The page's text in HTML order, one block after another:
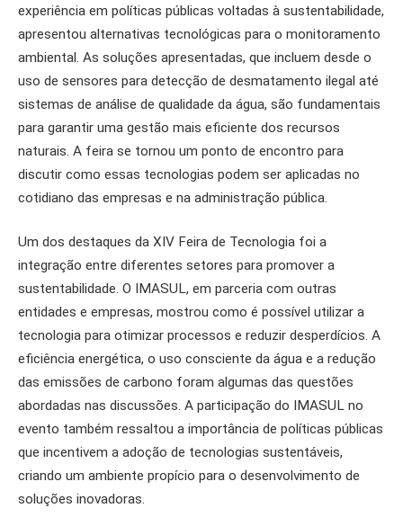
experiência em políticas públicas voltadas à sustentabilidade,
apresentou alternativas tecnológicas para o monitoramento
ambiental. As soluções apresentadas, que incluem desde o
uso de sensores para detecção de desmatamento ilegal até
sistemas de análise de qualidade da água, são fundamentais
para garantir uma gestão mais eficiente dos recursos
naturais. A feira se tornou um ponto de encontro para
discutir como essas tecnologias podem ser aplicadas no
cotidiano das empresas e na administração pública.
Um dos destaques da XIV Feira de Tecnologia foi a
integração entre diferentes setores para promover a
sustentabilidade. O IMASUL, em parceria com outras
entidades e empresas, mostrou como é possível utilizar a
tecnologia para otimizar processos e reduzir desperdícios. A
eficiência energética, o uso consciente da água e a redução
das emissões de carbono foram algumas das questões
abordadas nas discussões. A participação do IMASUL no
evento também ressaltou a importância de políticas públicas
que incentivem a adoção de tecnologias sustentáveis,
criando um ambiente propício para o desenvolvimento de
soluções inovadoras.